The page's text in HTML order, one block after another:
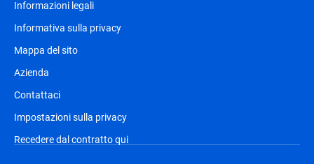
Informazioni legali
Informativa sulla privacy
Mappa del sito
Azienda
Contattaci
Impostazioni sulla privacy
Recedere dal contratto qui